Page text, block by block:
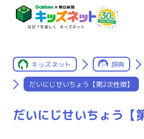
キッズネット 辞典
だいにじせいちょう【第2次性徴】
だいにじせいちょう【